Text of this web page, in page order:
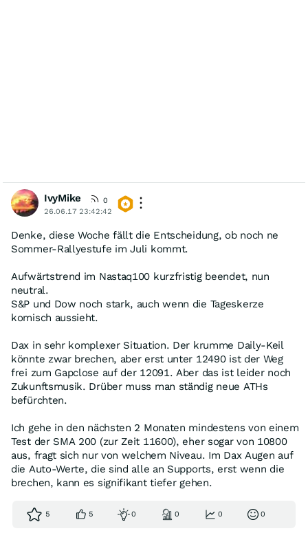
IvyMike
0
26.06.17 23:42:42
Denke, diese Woche fällt die Entscheidung, ob noch ne
Sommer-Rallyestufe im Juli kommt.
Aufwärtstrend im Nastaq100 kurzfristig beendet, nun
neutral.
S&P und Dow noch stark, auch wenn die Tageskerze
komisch aussieht.
Dax in sehr komplexer Situation. Der krumme Daily-Keil
könnte zwar brechen, aber erst unter 12490 ist der Weg
frei zum Gapclose auf der 12091. Aber das ist leider noch
Zukunftsmusik. Drüber muss man ständig neue ATHs
befürchten.
Ich gehe in den nächsten 2 Monaten mindestens von einem
Test der SMA 200 (zur Zeit 11600), eher sogar von 10800
aus, fragt sich nur von welchem Niveau. Im Dax Augen auf
die Auto-Werte, die sind alle an Supports, erst wenn die
brechen, kann es signifikant tiefer gehen.
5 5 0 0 0 0